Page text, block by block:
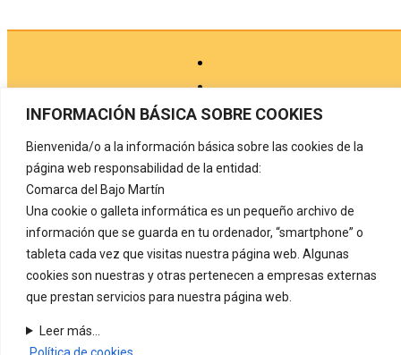
INFORMACIÓN BÁSICA SOBRE COOKIES
Bienvenida/o a la información básica sobre las cookies de la
página web responsabilidad de la entidad:
Comarca del Bajo Martín
Una cookie o galleta informática es un pequeño archivo de
información que se guarda en tu ordenador, “smartphone” o
tableta cada vez que visitas nuestra página web. Algunas
cookies son nuestras y otras pertenecen a empresas externas
que prestan servicios para nuestra página web.
Leer más...
Política de cookies
Aviso legal
Protección de datos
Política de cookies
Registro de actividades de tratamiento